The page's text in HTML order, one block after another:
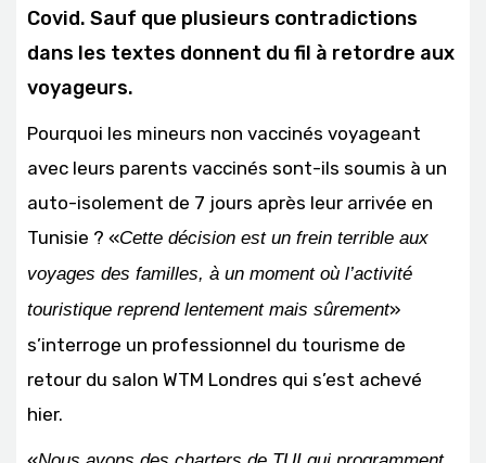
Covid. Sauf que plusieurs contradictions
dans les textes donnent du fil à retordre aux
voyageurs.
Pourquoi les mineurs non vaccinés voyageant
avec leurs parents vaccinés sont-ils soumis à un
auto-isolement de 7 jours après leur arrivée en
Tunisie ? «Cette décision est un frein terrible aux
voyages des familles, à un moment où l’activité
touristique reprend lentement mais sûrement»
s’interroge un professionnel du tourisme de
retour du salon WTM Londres qui s’est achevé
hier.